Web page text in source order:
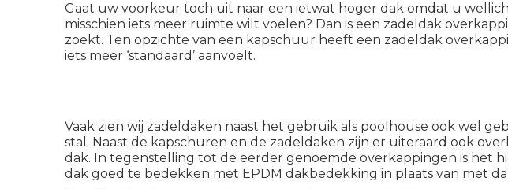
Gaat uw voorkeur toch uit naar een ietwat hoger dak omdat u
misschien iets meer ruimte wilt voelen? Dan is een zadeldak
zoekt. Ten opzichte van een kapschuur heeft een zadeldak
iets meer ‘standaard’ aanvoelt.
Vaak zien wij zadeldaken naast het gebruik als poolhouse ook wel
stal. Naast de kapschuren en de zadeldaken zijn er uiteraard ook
dak. In tegenstelling tot de eerder genoemde overkappingen is het
dak goed te bedekken met EPDM dakbedekking in plaats van met